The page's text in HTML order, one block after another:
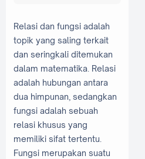
Relasi dan fungsi adalah
topik yang saling terkait
dan seringkali ditemukan
dalam matematika. Relasi
adalah hubungan antara
dua himpunan, sedangkan
fungsi adalah sebuah
relasi khusus yang
memiliki sifat tertentu.
Fungsi merupakan suatu